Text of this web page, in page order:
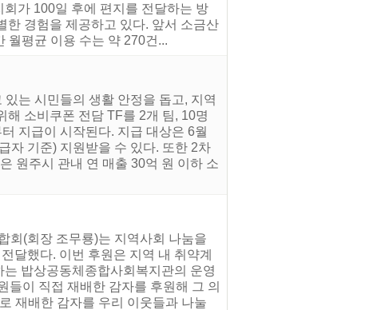
가 100일 후에 편지를 전달하는 방
한 경험을 제공하고 있다. 앞서 소금산
월평균 이용 수는 약 270건...
는 시민들의 생활 안정을 돕고, 지역
해 소비쿠폰 전담 TF를 2개 팀, 10명
지급이 시작된다. 지급 대상은 6월
자 기준) 지원받을 수 있다. 또한 2차
원주시 관내 연 매출 30억 원 이하 소
회(회장 조무룡)는 지역사회 나눔을
달했다. 이번 후원은 지역 내 취약계
밥상공동체종합사회복지관의 운영
들이 직접 재배한 감자를 후원해 그 의
재배한 감자를 우리 이웃들과 나눌